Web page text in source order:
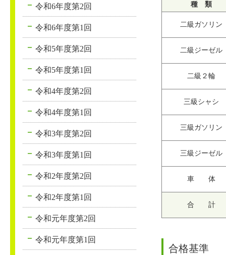
種 類
二級ガソリン
二級ジーゼル
二級２輪
三級シャシ
三級ガソリン
三級ジーゼル
車 体
合 計
合格基準
令和6年度第2回
令和6年度第1回
令和5年度第2回
令和5年度第1回
令和4年度第2回
令和4年度第1回
令和3年度第2回
令和3年度第1回
令和2年度第2回
令和2年度第1回
令和元年度第2回
令和元年度第1回